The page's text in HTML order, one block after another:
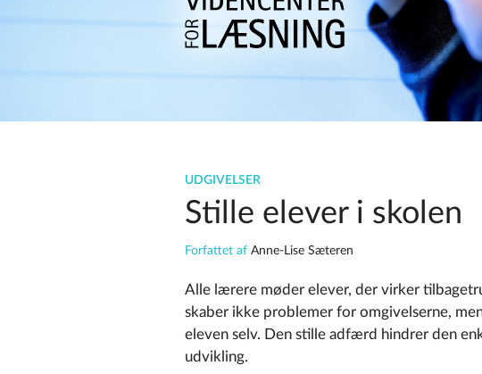
UDGIVELSER
Stille elever i skolen
Forfattet af Anne-Lise Sæteren
Alle lærere møder elever, der virker
skaber ikke problemer for omgivelserne,
eleven selv. Den stille adfærd hindrer den
udvikling.